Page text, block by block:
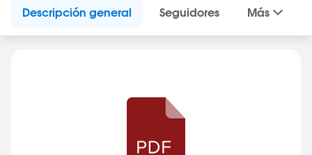
Descripción general Seguidores Más